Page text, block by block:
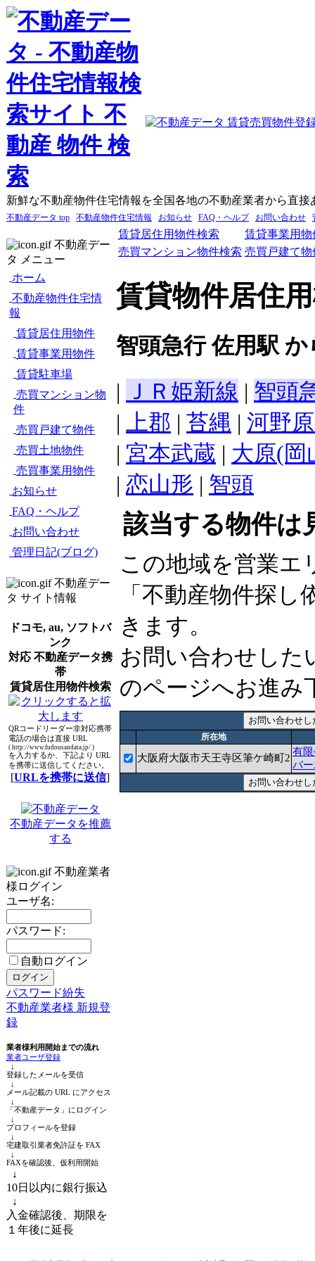
新鮮な不動産物件住宅情報を全国各地の不動産業者から直接
不動産データ top 不動産物件住宅情報 お知らせ FAQ・ヘルプ お問い合わせ
不動産デー
タ メニュー
ホーム
不動産物件住宅情
報
賃貸居住用物件
賃貸事業用物件
賃貸駐車場
売買マンション物
件
売買戸建て物件
売買土地物件
売買事業用物件
お知らせ
FAQ・ヘルプ
お問い合わせ
管理日記(ブログ)
不動産デー
タ サイト情報
ドコモ, au, ソフトバ
ンク
対応 不動産データ携
帯
賃貸居住用物件検索
QRコードリーダー非対応携帯
電話の場合は直接 URL
( http://www.fudousandata.jp/ )
を入力するか、下記より URL
を携帯に送信してください。
[URLを携帯に送信]
不動産データを推薦
する
不動産業者
様ログイン
ユーザ名:
パスワード:
自動ログイン
パスワード紛失
不動産業者様 新規登
録
業者様利用開始までの流れ
業者ユーザ登録
↓
登録したメールを受信
↓
メール記載の URL にアクセス
↓
「不動産データ」にログイン
↓
プロフィールを登録
↓
宅建取引業者免許証を FAX
↓
FAXを確認後、仮利用開始
↓
10日以内に銀行振込
↓
入金確認後、期限を
１年後に延長
賃貸居住用物件検索
賃貸事業用物
売買マンション物件検索 売買戸建て物
賃貸物件居住
智頭急行 佐用駅 か
| ＪＲ姫新線 | 智頭
|
上郡 | 苔縄 | 河野
| 宮本武蔵 | 大原(岡
| 恋山形 | 智頭
該当する物件は
この地域を営業エ
「不動産物件探
きます。
お問い合わせした
のページへお進み
所在地
大阪府大阪市天王寺区筆ケ崎町2
有
バ